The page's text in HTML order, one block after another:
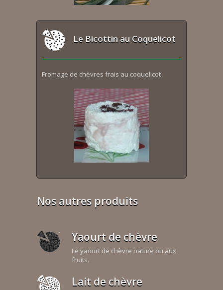
Le Bicottin au Coquelicot
Fromage de chèvres frais au coquelicot
Nos autres produits
Yaourt de chèvre
Le yaourt de chèvre nature ou aux
fruits.
Lait de chèvre